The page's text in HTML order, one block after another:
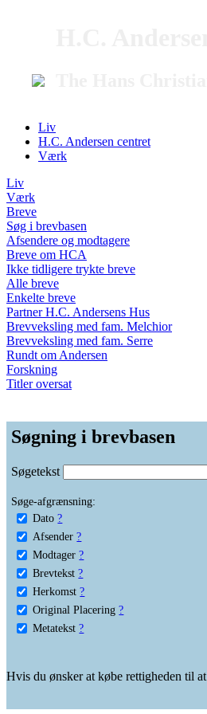
Liv
H.C. Andersen centret
Værk
Liv
Værk
Breve
Søg i brevbasen
Afsendere og modtagere
Breve om HCA
Ikke tidligere trykte breve
Alle breve
Enkelte breve
Partner H.C. Andersens Hus
Brevveksling med fam. Melchior
Brevveksling med fam. Serre
Rundt om Andersen
Forskning
Titler oversat
Søgning i brevbasen
Søgetekst
Søge-afgrænsning:
Dato ?
Afsender ?
Modtager ?
Brevtekst ?
Herkomst ?
Original Placering ?
Metatekst ?
Hvis du ønsker at købe rettigheden til